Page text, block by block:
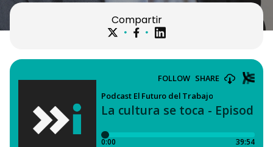
Compartir